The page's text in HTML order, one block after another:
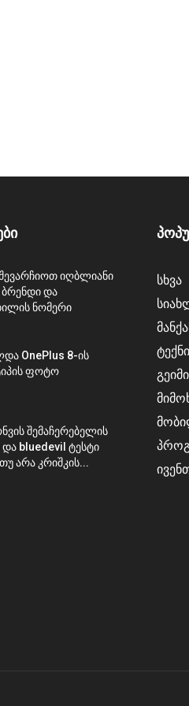
იღბლიანი
ბრენდი და
ნომერი
OnePlus 8-ის
ფოტო
შემაჩერებელის
და bluedevil ტესტი
არა კრიშკის...
სხვა